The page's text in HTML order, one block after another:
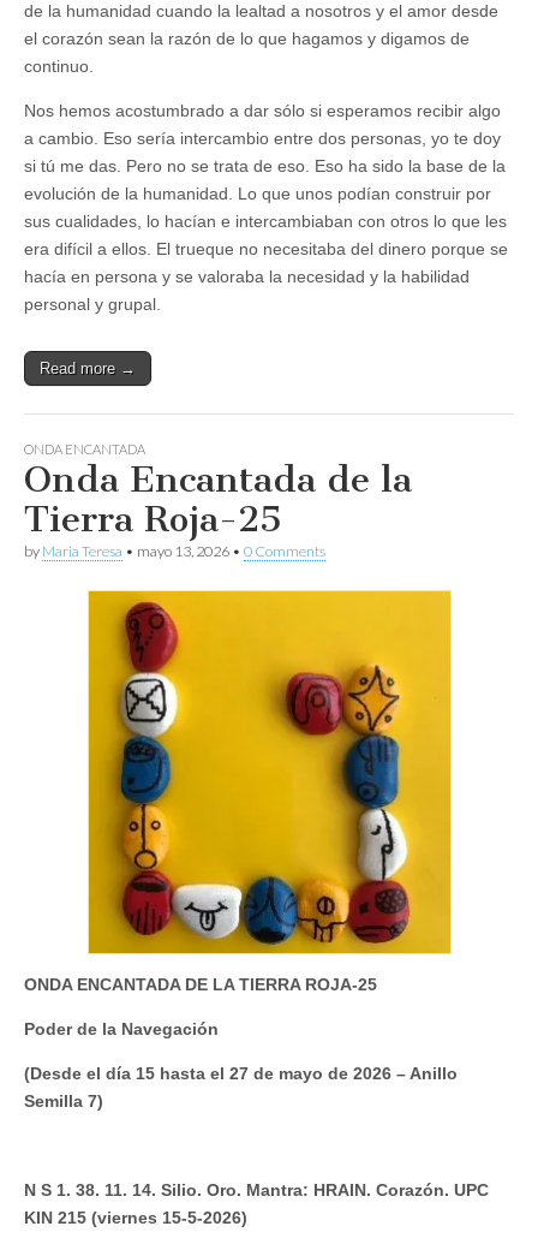
de la humanidad cuando la lealtad a nosotros y el amor desde
el corazón sean la razón de lo que hagamos y digamos de
continuo.
Nos hemos acostumbrado a dar sólo si esperamos recibir algo
a cambio. Eso sería intercambio entre dos personas, yo te doy
si tú me das. Pero no se trata de eso. Eso ha sido la base de la
evolución de la humanidad. Lo que unos podían construir por
sus cualidades, lo hacían e intercambiaban con otros lo que les
era difícil a ellos. El trueque no necesitaba del dinero porque se
hacía en persona y se valoraba la necesidad y la habilidad
personal y grupal.
Read more →
ONDA ENCANTADA
Onda Encantada de la
Tierra Roja-25
by Maria Teresa • mayo 13, 2026 • 0 Comments
ONDA ENCANTADA DE LA TIERRA ROJA-25
Poder de la Navegación
(Desde el día 15 hasta el 27 de mayo de 2026 – Anillo
Semilla 7)
N S 1. 38. 11. 14. Silio. Oro. Mantra: HRAIN. Corazón. UPC
KIN 215 (viernes 15-5-2026)